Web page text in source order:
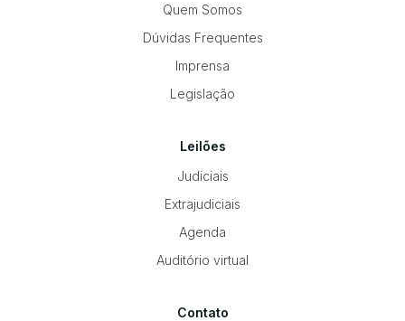
Quem Somos
Dúvidas Frequentes
Imprensa
Legislação
Leilões
Judiciais
Extrajudiciais
Agenda
Auditório virtual
Contato